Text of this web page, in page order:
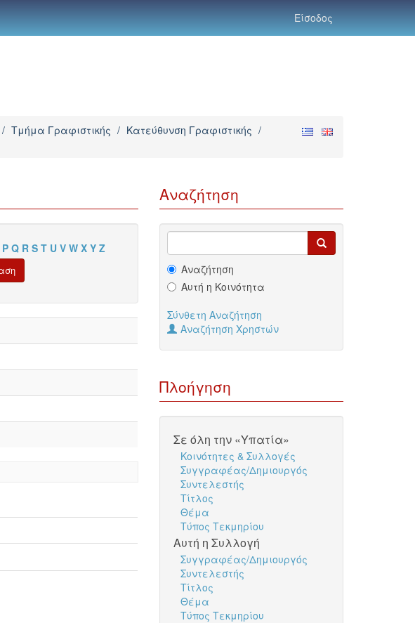
Είσοδος
/ Τμήμα Γραφιστικής / Κατεύθυνση Γραφιστικής /
P Q R S T U V W X Y Z
Αναζήτηση
Αναζήτηση
Αυτή η Κοινότητα
Σύνθετη Αναζήτηση
Αναζήτηση Χρηστών
Πλοήγηση
Σε όλη την «Υπατία»
Κοινότητες & Συλλογές
Συγγραφέας/Δημιουργός
Συντελεστής
Τίτλος
Θέμα
Τύπος Τεκμηρίου
Αυτή η Συλλογή
Συγγραφέας/Δημιουργός
Συντελεστής
Τίτλος
Θέμα
Τύπος Τεκμηρίου